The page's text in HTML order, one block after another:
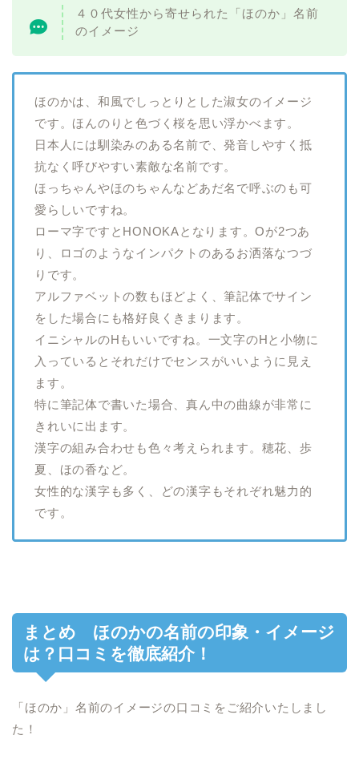
４０代女性から寄せられた「ほのか」名前
のイメージ
ほのかは、和風でしっとりとした淑女のイメージ
です。ほんのりと色づく桜を思い浮かべます。
日本人には馴染みのある名前で、発音しやすく抵
抗なく呼びやすい素敵な名前です。
ほっちゃんやほのちゃんなどあだ名で呼ぶのも可
愛らしいですね。
ローマ字ですとHONOKAとなります。Oが2つあ
り、ロゴのようなインパクトのあるお洒落なつづ
りです。
アルファベットの数もほどよく、筆記体でサイン
をした場合にも格好良くきまります。
イニシャルのHもいいですね。一文字のHと小物に
入っているとそれだけでセンスがいいように見え
ます。
特に筆記体で書いた場合、真ん中の曲線が非常に
きれいに出ます。
漢字の組み合わせも色々考えられます。穂花、歩
夏、ほの香など。
女性的な漢字も多く、どの漢字もそれぞれ魅力的
です。
まとめ ほのかの名前の印象・イメージ
は？口コミを徹底紹介！
「ほのか」名前のイメージの口コミをご紹介いたしまし
た！